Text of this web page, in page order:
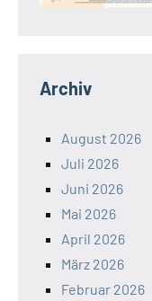
Archiv
August 2026
Juli 2026
Juni 2026
Mai 2026
April 2026
März 2026
Februar 2026